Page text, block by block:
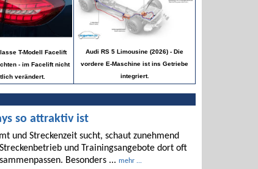
T-Modell Facelift
- im Facelift nicht
verändert.
Audi RS 5 Limousine (2026) - Die
vordere E-Maschine ist ins Getriebe
integriert.
so attraktiv ist
und Streckenzeit sucht, schaut zunehmend
und Trainingsangebote dort oft
Besonders ... mehr ...